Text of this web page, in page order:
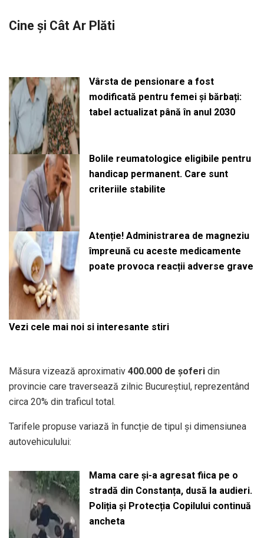
Cine și Cât Ar Plăti
Vârsta de pensionare a fost
modificată pentru femei și bărbați:
tabel actualizat până în anul 2030
Bolile reumatologice eligibile pentru
handicap permanent. Care sunt
criteriile stabilite
Atenție! Administrarea de magneziu
împreună cu aceste medicamente
poate provoca reacții adverse grave
Vezi cele mai noi si interesante stiri
Măsura vizează aproximativ 400.000 de șoferi din
provincie care traversează zilnic Bucureștiul, reprezentând
circa 20% din traficul total.
Tarifele propuse variază în funcție de tipul și dimensiunea
autovehiculului:
Mama care și-a agresat fiica pe o
stradă din Constanța, dusă la audieri.
Poliția și Protecția Copilului continuă
ancheta